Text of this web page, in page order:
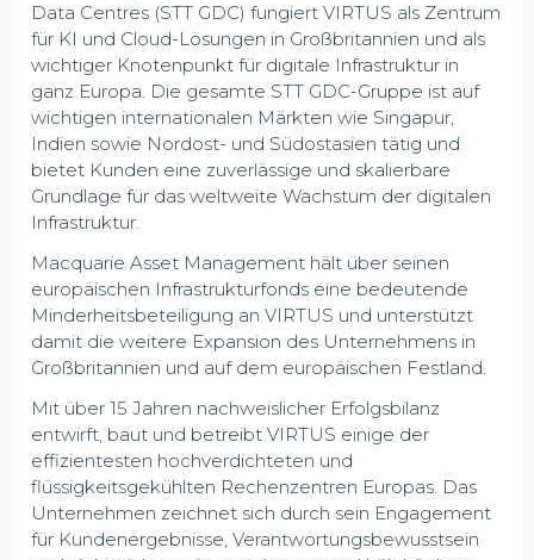
Data Centres (STT GDC) fungiert VIRTUS als Zentrum
für KI und Cloud-Lösungen in Großbritannien und als
wichtiger Knotenpunkt für digitale Infrastruktur in
ganz Europa. Die gesamte STT GDC-Gruppe ist auf
wichtigen internationalen Märkten wie Singapur,
Indien sowie Nordost- und Südostasien tätig und
bietet Kunden eine zuverlässige und skalierbare
Grundlage für das weltweite Wachstum der digitalen
Infrastruktur.
Macquarie Asset Management hält über seinen
europäischen Infrastrukturfonds eine bedeutende
Minderheitsbeteiligung an VIRTUS und unterstützt
damit die weitere Expansion des Unternehmens in
Großbritannien und auf dem europäischen Festland.
Mit über 15 Jahren nachweislicher Erfolgsbilanz
entwirft, baut und betreibt VIRTUS einige der
effizientesten hochverdichteten und
flüssigkeitsgekühlten Rechenzentren Europas. Das
Unternehmen zeichnet sich durch sein Engagement
für Kundenergebnisse, Verantwortungsbewusstsein